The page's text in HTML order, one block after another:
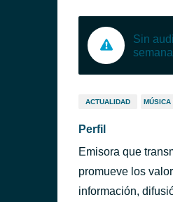
Sin
ACTUALIDAD MÚSICA
Perfil
Emisora que
promueve los
información,